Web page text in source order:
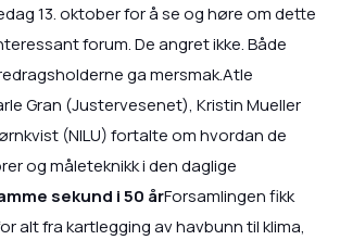
13. oktober for å se og høre om dette
forum. De angret ikke. Både
ga mersmak.Atle
Gran (Justervesenet), Kristin Mueller
(NILU) fortalte om hvordan de
og måleteknikk i den daglige
sekund i 50 årForsamlingen fikk
alt fra kartlegging av havbunn til klima,